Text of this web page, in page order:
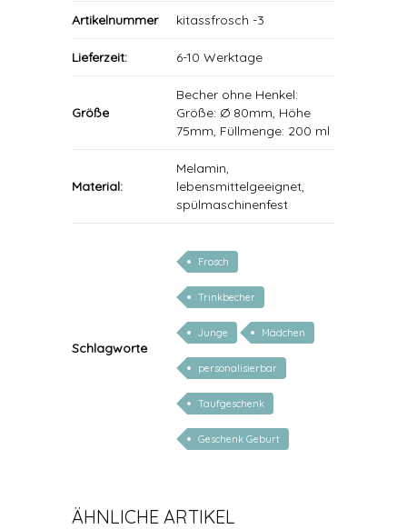
Artikelnummer kitassfrosch -3
Lieferzeit: 6-10 Werktage
Größe
Becher ohne Henkel:
Größe: Ø 80mm, Höhe
75mm, Füllmenge: 200 ml
Material:
Melamin,
lebensmittelgeeignet,
spülmaschinenfest
Schlagworte
Frosch
Trinkbecher
Junge Mädchen
personalisierbar
Taufgeschenk
Geschenk Geburt
ÄHNLICHE ARTIKEL